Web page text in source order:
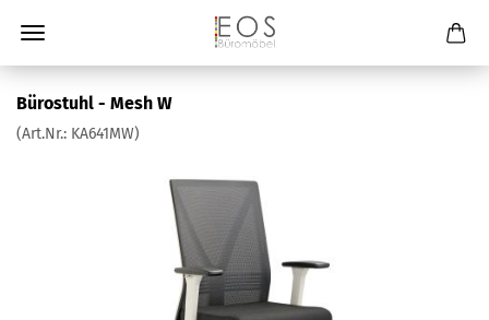
Bürostuhl - Mesh W
(Art.Nr.: KA641MW)